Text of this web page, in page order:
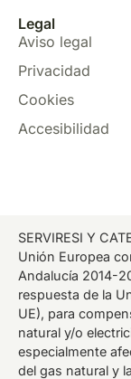
Legal
Aviso legal
Privacidad
Cookies
Accesibilidad
SERVIRESI Y
Unión Europea
Andalucía 2014-
respuesta de la
UE), para
natural y/o
especialmente
del gas natural y